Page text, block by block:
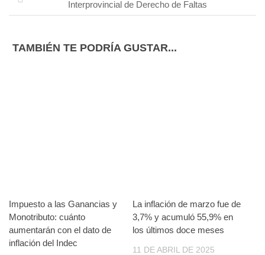
Interprovincial de Derecho de Faltas
TAMBIÉN TE PODRÍA GUSTAR...
Impuesto a las Ganancias y
Monotributo: cuánto
aumentarán con el dato de
inflación del Indec
La inflación de marzo fue de
3,7% y acumuló 55,9% en
los últimos doce meses
11 DE ABRIL DE 2025